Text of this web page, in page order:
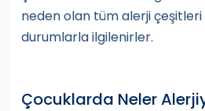
neden olan tüm alerji
durumlarla ilgilenirler.
Çocuklarda Neler